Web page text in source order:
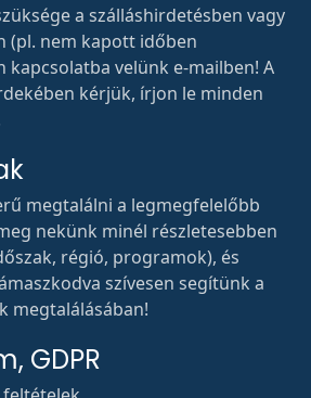
a szálláshirdetésben vagy
(pl. nem kapott időben
kapcsolatba velünk e-mailben! A
kérjük, írjon le minden
megtalálni a legmegfelelőbb
nekünk minél részletesebben
régió, programok), és
szívesen segítünk a
megtalálásában!
GDPR